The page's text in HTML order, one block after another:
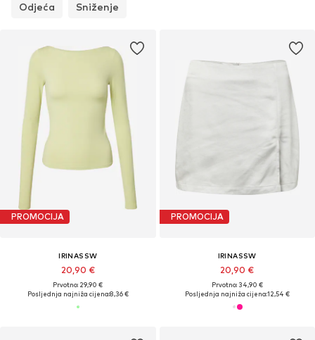
Odjeća Sniženje
PROMOCIJA
IRINASSW
20,90 €
Prvotno: 29,90 €
Posljednja najniža cijena:8,36 €
PROMOCIJA
IRINASSW
20,90 €
Prvotno: 34,90 €
Posljednja najniža cijena:12,54 €